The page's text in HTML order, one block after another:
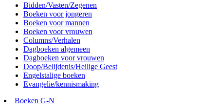
Bidden/Vasten/Zegenen
Boeken voor jongeren
Boeken voor mannen
Boeken voor vrouwen
Columns/Verhalen
Dagboeken algemeen
Dagboeken voor vrouwen
Doop/Belijdenis/Heilige Geest
Engelstalige boeken
Evangelie/kennismaking
Boeken G-N